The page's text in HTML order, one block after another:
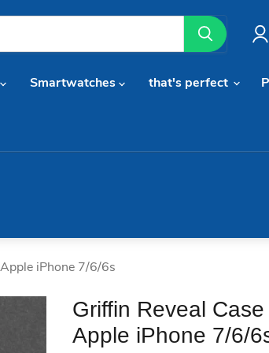
Smartwatches that's perfect
iPhone 7/6/6s
Griffin Reveal
Apple iPhone 7/6/